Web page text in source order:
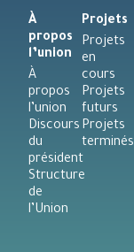
À
propos
l’union
À
propos
l’union
Discours
du
président
Structure
de
l’Union
Projets
Projets
en
cours
Projets
futurs
Projets
terminés